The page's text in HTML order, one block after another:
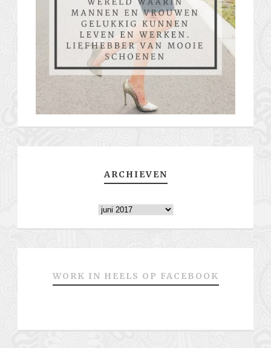
ARCHIEVEN
Archieven
WORK IN HEELS OP FACEBOOK